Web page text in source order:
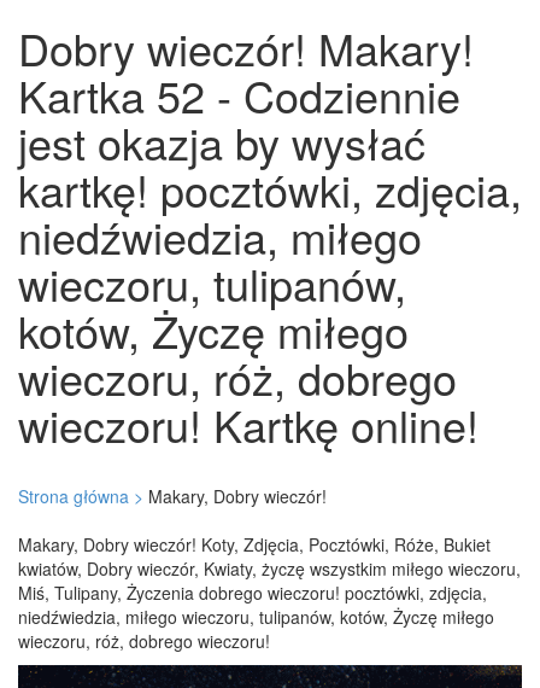
Dobry wieczór! Makary!
Kartka 52 - Codziennie
jest okazja by wysłać
kartkę! pocztówki, zdjęcia,
niedźwiedzia, miłego
wieczoru, tulipanów,
kotów, Życzę miłego
wieczoru, róż, dobrego
wieczoru! Kartkę online!
Strona główna > Makary, Dobry wieczór!
Makary, Dobry wieczór! Koty, Zdjęcia, Pocztówki, Róże, Bukiet
kwiatów, Dobry wieczór, Kwiaty, życzę wszystkim miłego wieczoru,
Miś, Tulipany, Życzenia dobrego wieczoru! pocztówki, zdjęcia,
niedźwiedzia, miłego wieczoru, tulipanów, kotów, Życzę miłego
wieczoru, róż, dobrego wieczoru!